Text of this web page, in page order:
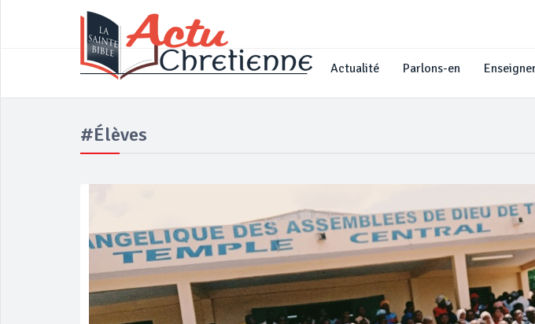
____________________________________ Actualité Parlons-en
#élèves